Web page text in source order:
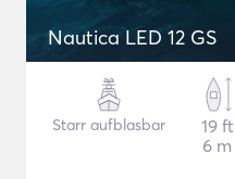
Nautica LED 12 GS
Starr aufblasbar
19 ft
6 m